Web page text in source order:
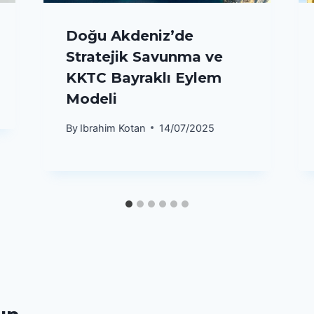
Doğu Akdeniz’de
Stratejik Savunma ve
KKTC Bayraklı Eylem
Modeli
By Ibrahim Kotan 14/07/2025